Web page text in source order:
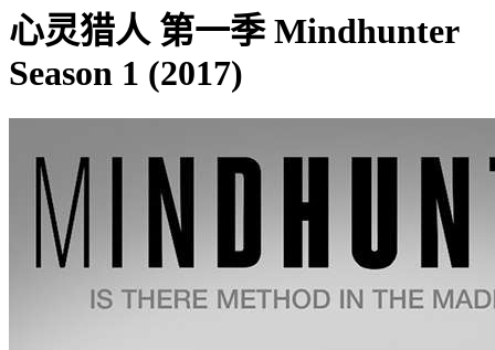
心灵猎人 第一季 Mindhunter
Season 1 (2017)